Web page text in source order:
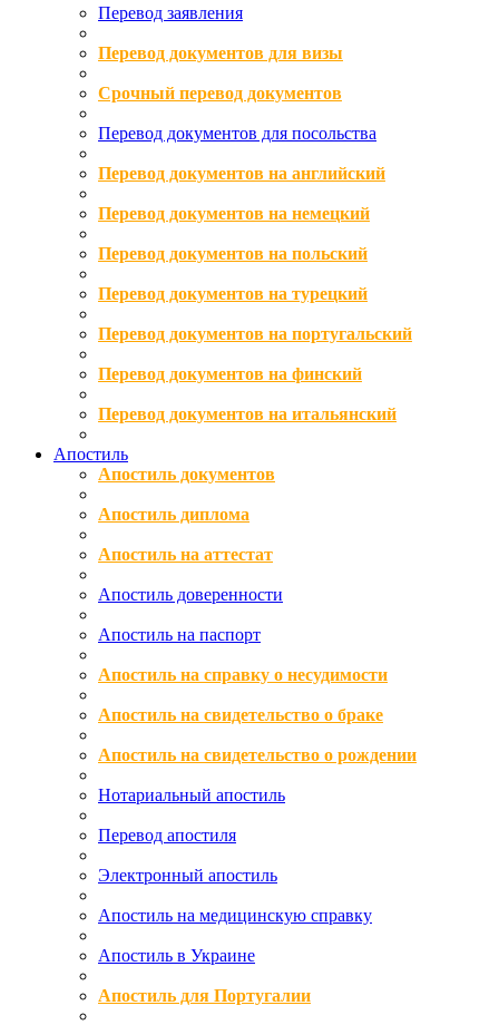
Перевод заявления
Перевод документов для визы
Срочный перевод документов
Перевод документов для посольства
Перевод документов на английский
Перевод документов на немецкий
Перевод документов на польский
Перевод документов на турецкий
Перевод документов на португальский
Перевод документов на финский
Перевод документов на итальянский
Апостиль
Апостиль документов
Апостиль диплома
Апостиль на аттестат
Апостиль доверенности
Апостиль на паспорт
Апостиль на справку о несудимости
Апостиль на свидетельство о браке
Апостиль на свидетельство о рождении
Нотариальный апостиль
Перевод апостиля
Электронный апостиль
Апостиль на медицинскую справку
Апостиль в Украине
Апостиль для Португалии